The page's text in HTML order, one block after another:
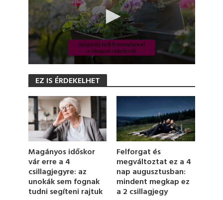
s
o
n
d
s
o
m
i
n
u
t
e
EZ IS ÉRDEKELHET
Magányos időskor
vár erre a 4
csillagjegyre: az
unokák sem fognak
tudni segíteni rajtuk
Felforgat és
megváltoztat ez a 4
nap augusztusban:
mindent megkap ez
a 2 csillagjegy